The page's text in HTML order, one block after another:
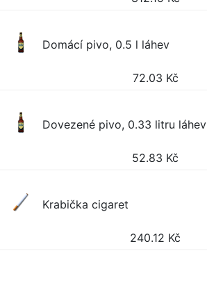
Domácí pivo, 0.5 l láhev
72.03 Kč
Dovezené pivo, 0.33 litru láhev
52.83 Kč
Krabička cigaret
240.12 Kč